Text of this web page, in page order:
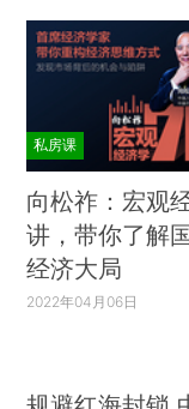
私房课
向松祚：宏观
讲，带你了解
经济大局
2022年04月06日